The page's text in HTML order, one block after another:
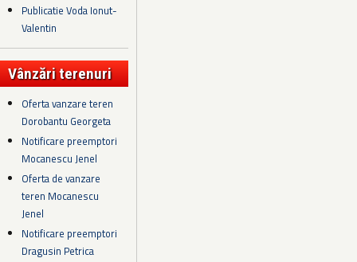
Publicatie Voda Ionut-
Valentin
Vânzări terenuri
Oferta vanzare teren
Dorobantu Georgeta
Notificare preemptori
Mocanescu Jenel
Oferta de vanzare
teren Mocanescu
Jenel
Notificare preemptori
Dragusin Petrica